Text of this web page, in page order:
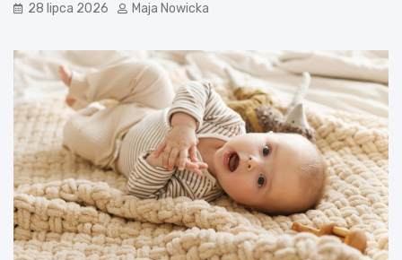
28 lipca 2026 Maja Nowicka